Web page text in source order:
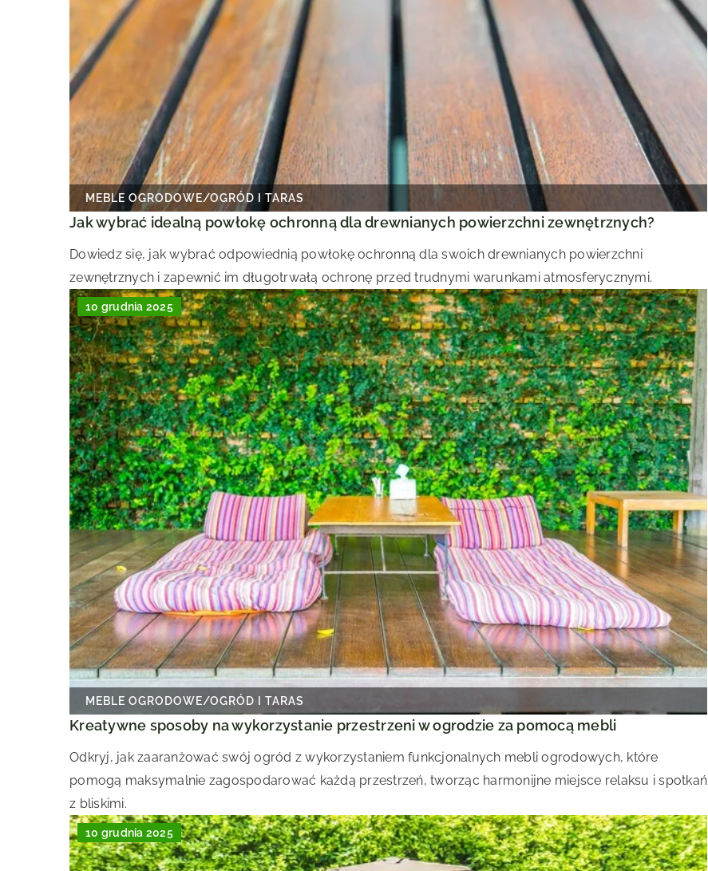
MEBLE OGRODOWE/OGRÓD I TARAS
Jak wybrać idealną powłokę ochronną dla drewnianych powierzchni zewnętrznych?
Dowiedz się, jak wybrać odpowiednią powłokę ochronną dla swoich drewnianych powierzchni
zewnętrznych i zapewnić im długotrwałą ochronę przed trudnymi warunkami atmosferycznymi.
10 grudnia 2025
MEBLE OGRODOWE/OGRÓD I TARAS
Kreatywne sposoby na wykorzystanie przestrzeni w ogrodzie za pomocą mebli
Odkryj, jak zaaranżować swój ogród z wykorzystaniem funkcjonalnych mebli ogrodowych, które
pomogą maksymalnie zagospodarować każdą przestrzeń, tworząc harmonijne miejsce relaksu i spotkań
z bliskimi.
10 grudnia 2025